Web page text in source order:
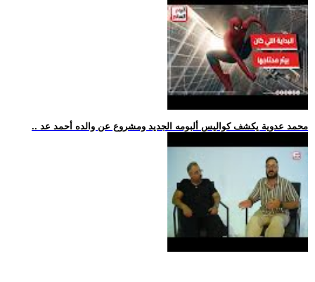
.. محمد عدوية يكشف كواليس ألبومه الجديد ومشروع عن والده أحمد عد